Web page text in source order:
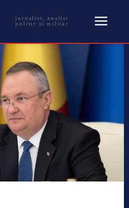
jurnalist, analist
politic si militar